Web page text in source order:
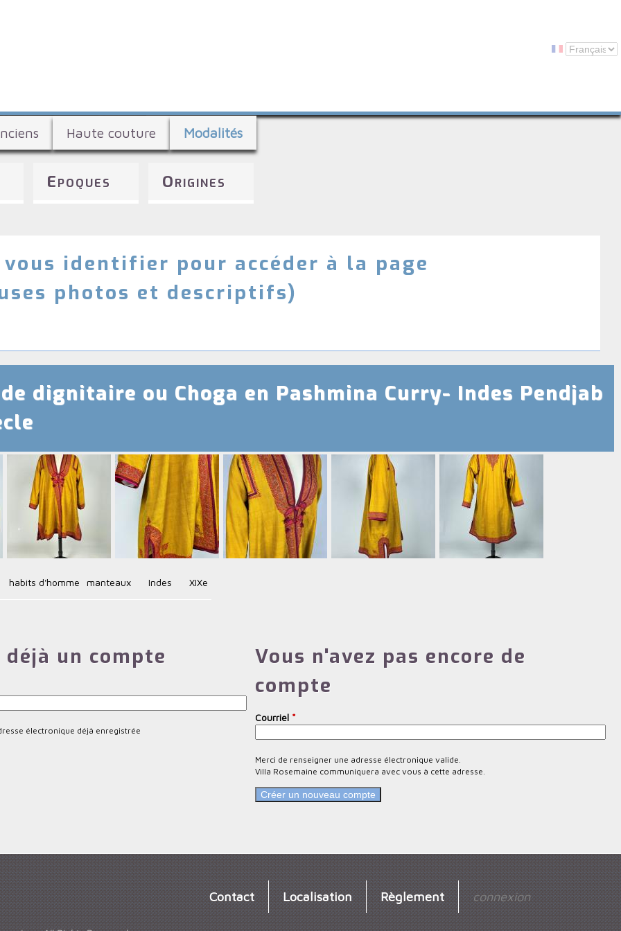
Haute couture Modalités
Epoques Origines
vous identifier pour accéder à la page
photos et descriptifs)
dignitaire ou Choga en Pashmina Curry- Indes Pendjab
habits d'homme manteaux Indes XIXe
déjà un compte
électronique déjà enregistrée
Vous n'avez pas encore de
compte
Courriel *
Merci de renseigner une adresse électronique valide.
Villa Rosemaine communiquera avec vous à cette adresse.
Contact Localisation Règlement connexion